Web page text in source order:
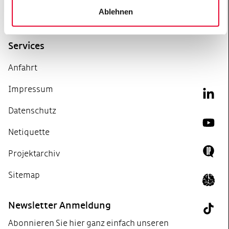
Ablehnen
Fax +49 30 22 05 603-99
Services
Anfahrt
Impressum
Datenschutz
Netiquette
Projektarchiv
Sitemap
Newsletter Anmeldung
Abonnieren Sie hier ganz einfach unseren
Icon
Tik